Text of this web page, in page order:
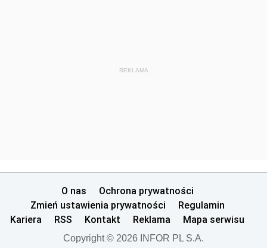
REKLAMA
O nas
Ochrona prywatności
Zmień ustawienia prywatności
Regulamin
Kariera
RSS Kontakt Reklama Mapa serwisu
Copyright © 2026 INFOR PL S.A.